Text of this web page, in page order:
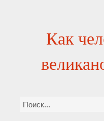
Как